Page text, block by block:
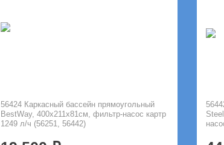
56424 Каркасный бассейн прямоугольный
BestWay, 400х211х81см, фильтр-насос картр
1249 л/ч (56251, 56442)